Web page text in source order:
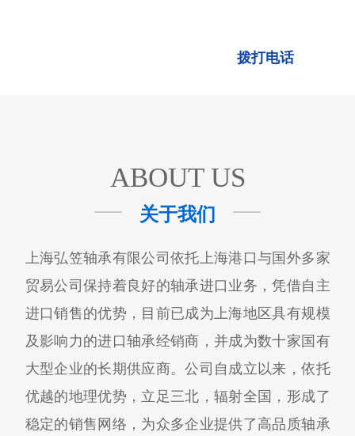
拨打电话
ABOUT US
关于我们
上海弘笠轴承有限公司依托上海港口与国外多家
贸易公司保持着良好的轴承进口业务，凭借自主
进口销售的优势，目前已成为上海地区具有规模
及影响力的进口轴承经销商，并成为数十家国有
大型企业的长期供应商。公司自成立以来，依托
优越的地理优势，立足三北，辐射全国，形成了
稳定的销售网络，为众多企业提供了高品质轴承